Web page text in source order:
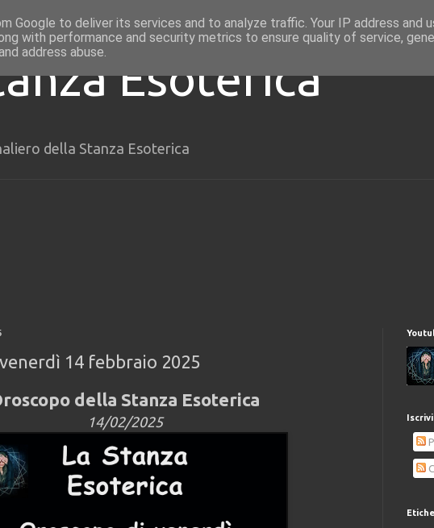
Esoterica
della Stanza Esoterica
14 febbraio 2025
della Stanza Esoterica
14/02/2025
Google to deliver its services and to analyze traffic. Your IP address and
with performance and security metrics to ensure quality of service,
address abuse.